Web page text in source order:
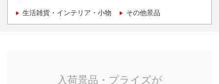
生活雑貨・インテリア・小物 その他景品